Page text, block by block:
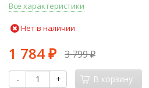
Все характеристики
Нет в наличии
1 784 ₽ 3 799₽
- + В корзину